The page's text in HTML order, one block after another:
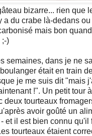
bizarre... rien que
a du crabe là-dedans
mais bon
;-)
semaines, dans je ne
était en train
je me suis dit "mais
!". Un petit tour
deux tourteaux
avoir goûté un
et il est bien connu qu'il
tourteaux étaient